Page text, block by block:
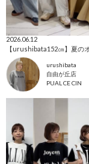
2026.06.12
urushibata
自由が丘店
PUAL CE CIN